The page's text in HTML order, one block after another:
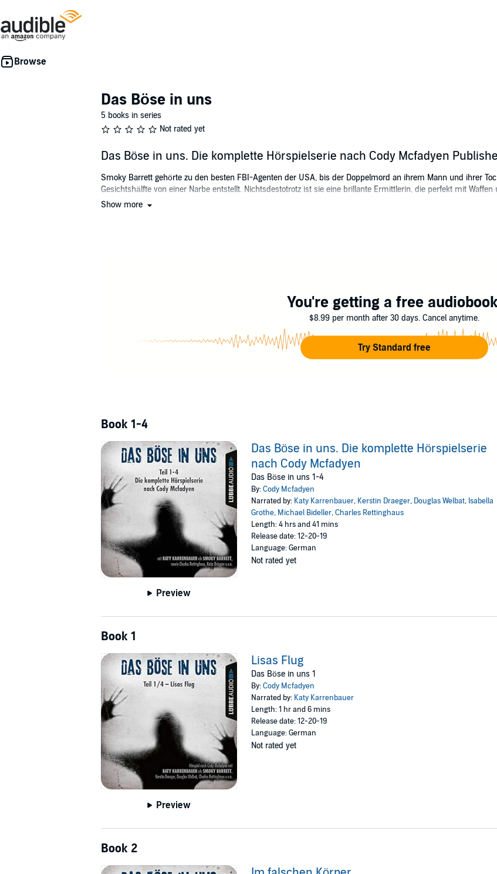
Das Böse in uns
5 books in series
Not rated yet
Das Böse in uns. Die komplette Hörspielserie nach Cody Mcfadyen
Smoky Barrett gehörte zu den besten FBI-Agenten der USA, bis der Doppelmord an ihrem Mann und ihrer
Gesichtshälfte von einer Narbe entstellt. Nichtsdestotrotz ist sie eine brillante Ermittlerin, die perfekt mit Waffen
In "Das Böse in uns" wird eine junge Frau auf einem Flug nach Virginia ermordet, die Besatzung findet Lisas
Show more
You're getting a free
$8.99 per month after 30 days. Cancel anytime.
Try Standard free
Book 1-4
Preview
Das Böse in uns. Die komplette Hörspielserie
nach Cody Mcfadyen
Das Böse in uns 1-4
By:Cody Mcfadyen
Narrated by: Katy Karrenbauer, Kerstin Draeger, Douglas Welbat, Isabella
Grothe, Michael Bideller,Charles Rettinghaus
Length: 4 hrs and 41 mins
Release date: 12-20-19
Language: German
Not rated yet
Book 1
Preview
Lisas Flug
Das Böse in uns 1
By:Cody Mcfadyen
Narrated by: Katy Karrenbauer
Length: 1 hr and 6 mins
Release date: 12-20-19
Language: German
Not rated yet
Book 2